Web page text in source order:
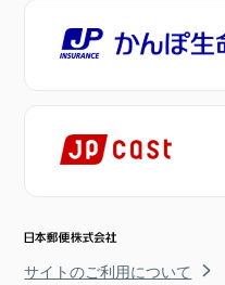
サイトのご利用について